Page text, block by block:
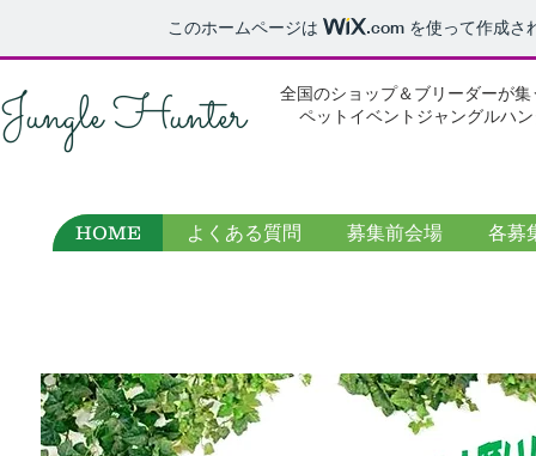
このホームページは .com を使って作成さ
Jungle Hunter
全国のショップ＆ブリーダーが
ペットイベントジャングルハ
HOME よくある質問 募集前会場 各募